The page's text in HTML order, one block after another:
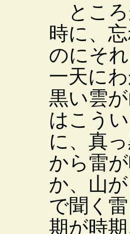
ところ
時に、
のにそ
一天に
黒い雲
はこう
に、真
から雷
か、山
で聞く
期が時